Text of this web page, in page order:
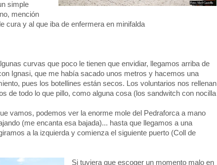
simple
mención
cura y al que iba de enfermera en minifalda
curvas que poco le tienen que envidiar, llegamos arriba de
Ignasi, que me había sacado unos metros y hacemos una
pues los botellines están secos. Los voluntarios nos rellenan
de todo lo que pillo, como alguna cosa (los sandwitch con nocilla
vamos, podemos ver la enorme mole del Pedraforca a mano
(me encanta esa bajada)... hasta que llegamos a una
a la izquierda y comienza el siguiente puerto (Coll de
Si tuviera que escoger un momento malo en